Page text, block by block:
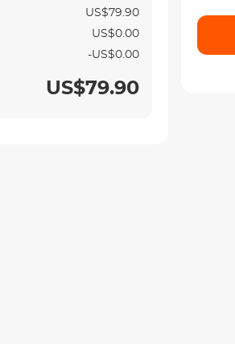
US$79.90
US$0.00
-US$0.00
US$79.90